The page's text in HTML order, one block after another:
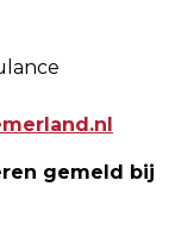
gemeld bij